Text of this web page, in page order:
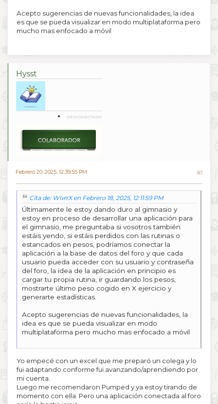
Acepto sugerencias de nuevas funcionalidades, la idea
es que se pueda visualizar en modo multiplataforma pero
mucho mas enfocado a móvil
Hysst
DESCONECTADO
Febrero 20, 2025, 12:39:55 PM #1
Cita de: WIитX en Febrero 18, 2025, 12:11:59 PM
Últimamente le estoy dando duro al gimnasio y
estoy en proceso de desarrollar una aplicación para
el gimnasio, me preguntaba si vosotros también
estáis yendo, si estáis perdidos con las rutinas o
estancados en pesos, podríamos conectar la
aplicación a la base de datos del foro y que cada
usuario pueda acceder con su usuario y contraseña
del foro, la idea de la aplicación en principio es
cargar tu propia rutina, ir guardando los pesos,
mostrarte último peso cogido en X ejercicio y
generarte estadísticas.
Acepto sugerencias de nuevas funcionalidades, la
idea es que se pueda visualizar en modo
multiplataforma pero mucho mas enfocado a móvil
Yo empecé con un excel que me preparó un colega y lo
fui adaptando conforme fui avanzando/aprendiendo por
mi cuenta.
Luego me recomendaron Pumped y ya estoy tirando de
momento con ella. Pero una aplicación conectada al foro